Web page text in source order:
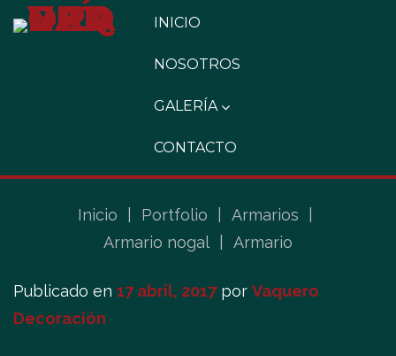
INICIO
NOSOTROS
GALERÍA
CONTACTO
Inicio Portfolio Armarios
Armario nogal
Armario
Publicado en 17 abril, 2017por Vaquero
Decoración